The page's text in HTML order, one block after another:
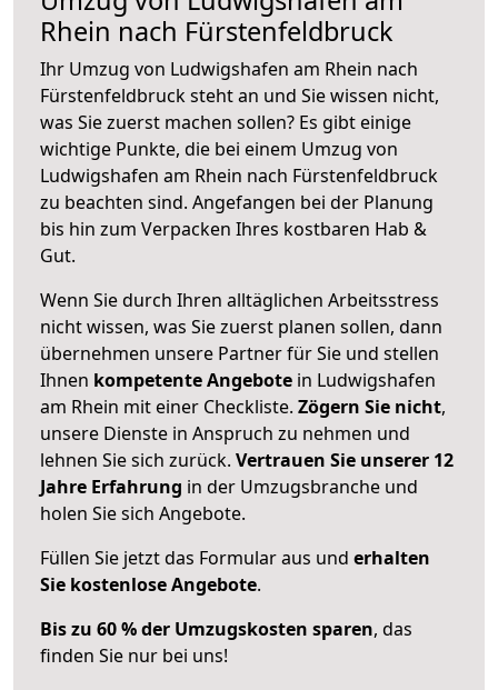
Rhein nach Fürstenfeldbruck
Ihr Umzug von Ludwigshafen am Rhein nach
Fürstenfeldbruck steht an und Sie wissen nicht,
was Sie zuerst machen sollen? Es gibt einige
wichtige Punkte, die bei einem Umzug von
Ludwigshafen am Rhein nach Fürstenfeldbruck
zu beachten sind. Angefangen bei der Planung
bis hin zum Verpacken Ihres kostbaren Hab &
Gut.
Wenn Sie durch Ihren alltäglichen Arbeitsstress
nicht wissen, was Sie zuerst planen sollen, dann
übernehmen unsere Partner für Sie und stellen
Ihnen kompetente Angebote in Ludwigshafen
am Rhein mit einer Checkliste. Zögern Sie nicht,
unsere Dienste in Anspruch zu nehmen und
lehnen Sie sich zurück. Vertrauen Sie unserer 12
Jahre Erfahrung in der Umzugsbranche und
holen Sie sich Angebote.
Füllen Sie jetzt das Formular aus und erhalten
Sie kostenlose Angebote.
Bis zu 60 % der Umzugskosten sparen, das
finden Sie nur bei uns!